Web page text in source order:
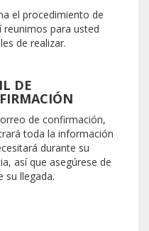
el procedimiento de
reunimos para usted
de realizar.
DE
de confirmación,
toda la información
durante su
así que asegúrese de
su llegada.